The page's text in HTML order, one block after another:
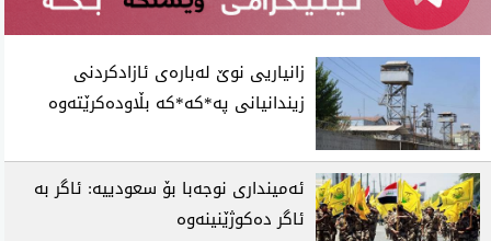
زانیاریی نوێ لەبارەی ئازادکردنی
زیندانیانی پە*کە*کە بڵاودەکرێتەوە
ئەمینداری نوجەبا بۆ سعودییە: ئاگر بە
ئاگر دەکوژێنینەوە